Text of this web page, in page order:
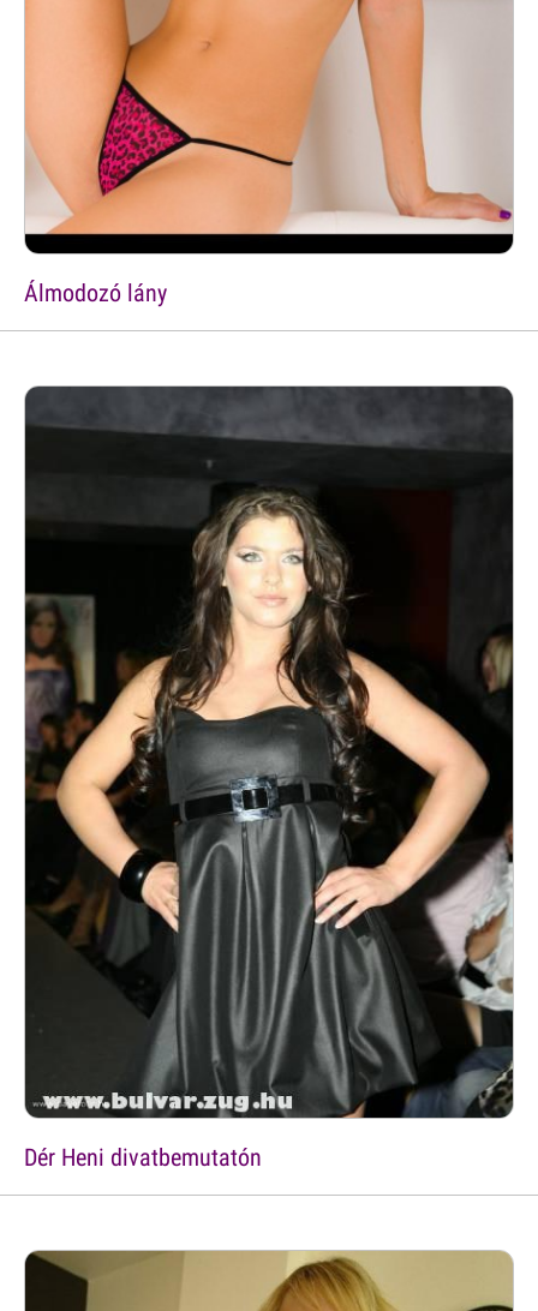
Álmodozó lány
Dér Heni divatbemutatón